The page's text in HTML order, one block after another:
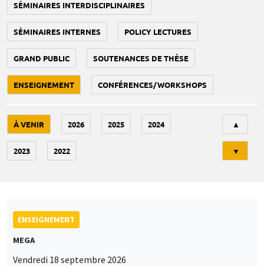
SÉMINAIRES INTERDISCIPLINAIRES
SÉMINAIRES INTERNES POLICY LECTURES
GRAND PUBLIC SOUTENANCES DE THÈSE
ENSEIGNEMENT CONFÉRENCES/WORKSHOPS
À VENIR 2026 2025 2024
2023 2022
▲
▼
ENSEIGNEMENT
MEGA
Vendredi 18 septembre 2026